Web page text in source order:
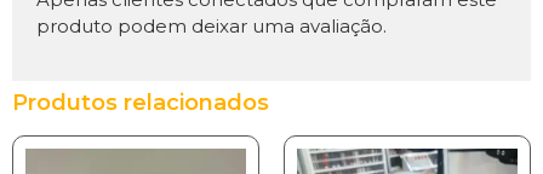
produto podem deixar uma avaliação.
Produtos relacionados